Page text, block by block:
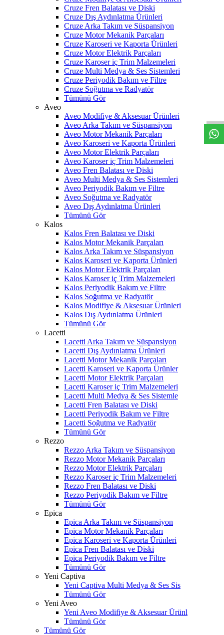
Cruze Fren Balatası ve Diski
Cruze Dış Aydınlatma Ürünleri
Cruze Arka Takım ve Süspansiyon
Cruze Motor Mekanik Parçaları
Cruze Karoseri ve Kaporta Ürünleri
Cruze Motor Elektrik Parçaları
Cruze Karoser iç Trim Malzemeleri
Cruze Multi Medya & Ses Sistemleri
Cruze Periyodik Bakım ve Filtre
Cruze Soğutma ve Radyatör
Tümünü Gör
Aveo
Aveo Modifiye & Aksesuar Ürünleri
Aveo Arka Takım ve Süspansiyon
Aveo Motor Mekanik Parçaları
Aveo Karoseri ve Kaporta Ürünleri
Aveo Motor Elektrik Parçaları
Aveo Karoser iç Trim Malzemeleri
Aveo Fren Balatası ve Diski
Aveo Multi Medya & Ses Sistemleri
Aveo Periyodik Bakım ve Filtre
Aveo Soğutma ve Radyatör
Aveo Dış Aydınlatma Ürünleri
Tümünü Gör
Kalos
Kalos Fren Balatası ve Diski
Kalos Motor Mekanik Parçaları
Kalos Arka Takım ve Süspansiyon
Kalos Karoseri ve Kaporta Ürünleri
Kalos Motor Elektrik Parçaları
Kalos Karoser iç Trim Malzemeleri
Kalos Periyodik Bakım ve Filtre
Kalos Soğutma ve Radyatör
Kalos Modifiye & Aksesuar Ürünleri
Kalos Dış Aydınlatma Ürünleri
Tümünü Gör
Lacetti
Lacetti Arka Takım ve Süspansiyon
Lacetti Dış Aydınlatma Ürünleri
Lacetti Motor Mekanik Parçaları
Lacetti Karoseri ve Kaporta Ürünler
Lacetti Motor Elektrik Parçaları
Lacetti Karoser iç Trim Malzemeleri
Lacetti Multi Medya & Ses Sistemle
Lacetti Fren Balatası ve Diski
Lacetti Periyodik Bakım ve Filtre
Lacetti Soğutma ve Radyatör
Tümünü Gör
Rezzo
Rezzo Arka Takım ve Süspansiyon
Rezzo Motor Mekanik Parçaları
Rezzo Motor Elektrik Parçaları
Rezzo Karoser iç Trim Malzemeleri
Rezzo Fren Balatası ve Diski
Rezzo Periyodik Bakım ve Filtre
Tümünü Gör
Epica
Epica Arka Takım ve Süspansiyon
Epica Motor Mekanik Parçaları
Epica Karoseri ve Kaporta Ürünleri
Epica Fren Balatası ve Diski
Epica Periyodik Bakım ve Filtre
Tümünü Gör
Yeni Captiva
Yeni Captiva Multi Medya & Ses Sis
Tümünü Gör
Yeni Aveo
Yeni Aveo Modifiye & Aksesuar Ürünl
Tümünü Gör
Tümünü Gör